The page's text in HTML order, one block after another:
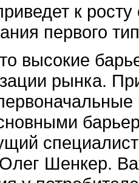
к
первого
высокие
рынка.
Шенкер.